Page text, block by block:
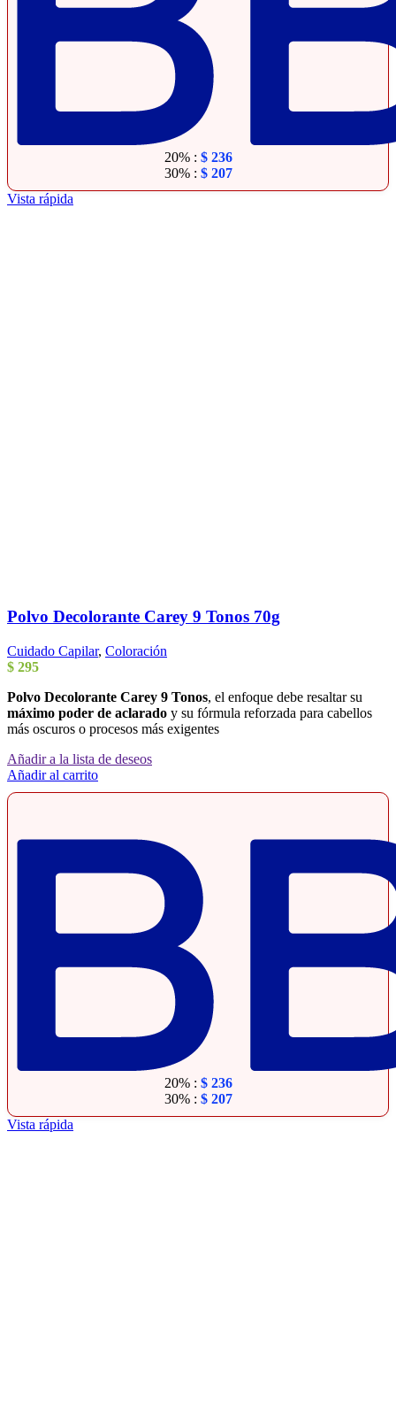
20% : $236
30% : $207
Vista rápida
Polvo Decolorante Carey 9 Tonos 70g
Cuidado Capilar, Coloración
$ 295
Polvo Decolorante Carey 9 Tonos, el enfoque debe resaltar su
máximo poder de aclarado y su fórmula reforzada para cabellos
más oscuros o procesos más exigentes
Añadir a la lista de deseos
Añadir al carrito
20% : $236
30% : $207
Vista rápida